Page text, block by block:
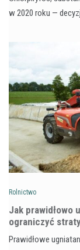
w 2020 roku —
Rolnictwo
Jak prawidłowo
ograniczyć
Prawidłowe